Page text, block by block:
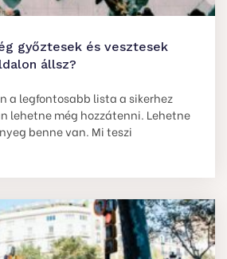
győztesek és vesztesek
állsz?
a legfontosabb lista a sikerhez
lehetne még hozzátenni. Lehetne
benne van. Mi teszi